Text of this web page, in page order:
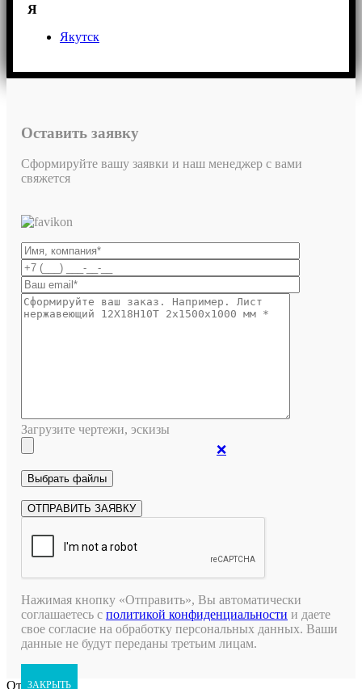
Я
Якутск
Оставить заявку
Сформируйте вашу заявки и наш менеджер с вами
свяжется
Загрузите чертежи, эскизы
❌
Нажимая кнопку «Отправить», Вы автоматически
соглашаетесь с политикой конфиденциальности и даете
свое согласие на обработку персональных данных. Ваши
данные не будут переданы третьим лицам.
ЗАКРЫТЬ
Открыть чат